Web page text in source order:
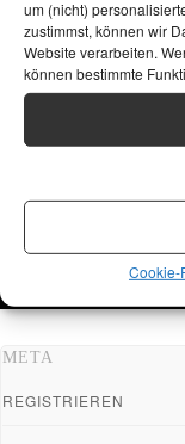
um (nicht)
zustimmst, können wir
Website verarbeiten.
können bestimmte
Cookie-
META
REGISTRIEREN